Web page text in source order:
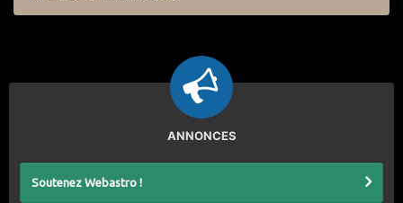
ANNONCES
Soutenez Webastro !